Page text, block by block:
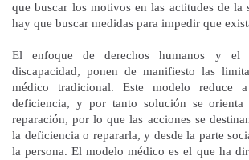
que buscar los motivos en las actitudes de la
hay que buscar medidas para impedir que
El enfoque de derechos humanos y el
discapacidad, ponen de manifiesto las
médico tradicional. Este modelo reduce
deficiencia, y por tanto solución se
reparación, por lo que las acciones se
la deficiencia o repararla, y desde la parte
la persona. El modelo médico es el que ha